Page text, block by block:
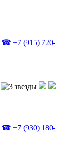
☎ +7 (915) 720-
☎ +7 (930) 180-